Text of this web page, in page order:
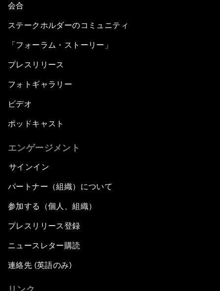
会合
ステークホルダーのコミュニティ
「フォーラム・ストーリー」
プレスリリース
フォトギャラリー
ビデオ
ポッドキャスト
エンゲージメント
サインイン
パートナー（組織）について
参加する（個人、組織）
プレスリリース登録
ニュースレター購読
連絡先 (英語のみ)